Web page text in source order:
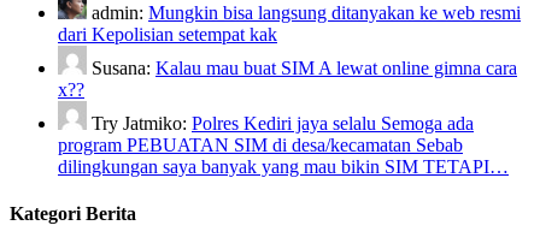
admin: Mungkin bisa langsung ditanyakan ke web resmi
dari Kepolisian setempat kak
Susana: Kalau mau buat SIM A lewat online gimna cara
x??
Try Jatmiko: Polres Kediri jaya selalu Semoga ada
program PEBUATAN SIM di desa/kecamatan Sebab
dilingkungan saya banyak yang mau bikin SIM TETAPI…
Kategori Berita